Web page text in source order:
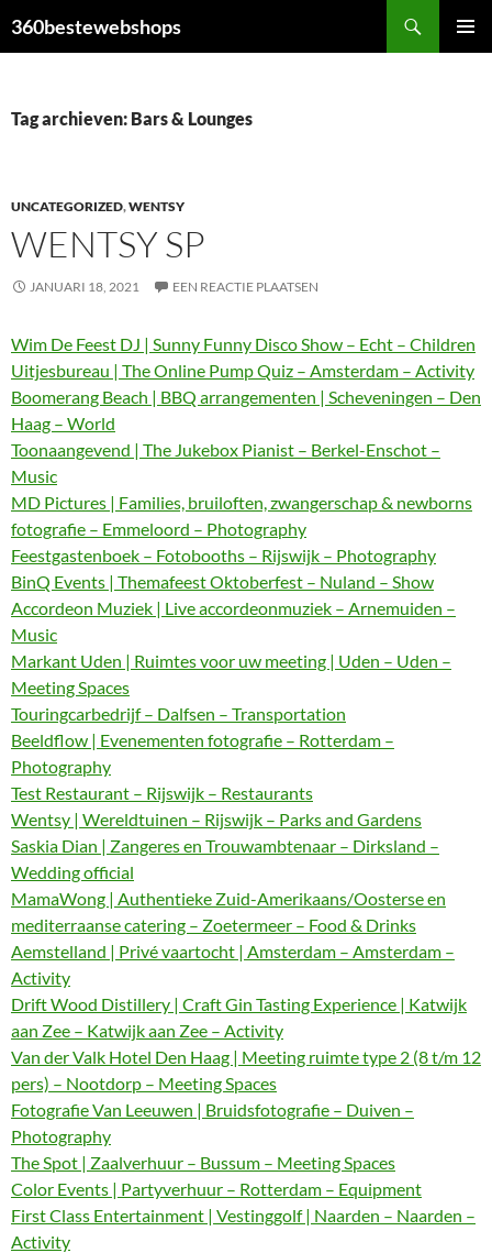
naar
360bestewebshops
Tag archieven: Bars & Lounges
UNCATEGORIZED,WENTSY
WENTSY SP
JANUARI 18, 2021 EEN REACTIE PLAATSEN
Wim De Feest DJ | Sunny Funny Disco Show – Echt – Children
Uitjesbureau | The Online Pump Quiz – Amsterdam – Activity
Boomerang Beach | BBQ arrangementen | Scheveningen – Den
Haag – World
Toonaangevend | The Jukebox Pianist – Berkel-Enschot –
Music
MD Pictures | Families, bruiloften, zwangerschap & newborns
fotografie – Emmeloord – Photography
Feestgastenboek – Fotobooths – Rijswijk – Photography
BinQ Events | Themafeest Oktoberfest – Nuland – Show
Accordeon Muziek | Live accordeonmuziek – Arnemuiden –
Music
Markant Uden | Ruimtes voor uw meeting | Uden – Uden –
Meeting Spaces
Touringcarbedrijf – Dalfsen – Transportation
Beeldflow | Evenementen fotografie – Rotterdam –
Photography
Test Restaurant – Rijswijk – Restaurants
Wentsy | Wereldtuinen – Rijswijk – Parks and Gardens
Saskia Dian | Zangeres en Trouwambtenaar – Dirksland –
Wedding official
MamaWong | Authentieke Zuid-Amerikaans/Oosterse en
mediterraanse catering – Zoetermeer – Food & Drinks
Aemstelland | Privé vaartocht | Amsterdam – Amsterdam –
Activity
Drift Wood Distillery | Craft Gin Tasting Experience | Katwijk
aan Zee – Katwijk aan Zee – Activity
Van der Valk Hotel Den Haag | Meeting ruimte type 2 (8 t/m 12
pers) – Nootdorp – Meeting Spaces
Fotografie Van Leeuwen | Bruidsfotografie – Duiven –
Photography
The Spot | Zaalverhuur – Bussum – Meeting Spaces
Color Events | Partyverhuur – Rotterdam – Equipment
First Class Entertainment | Vestinggolf | Naarden – Naarden –
Activity